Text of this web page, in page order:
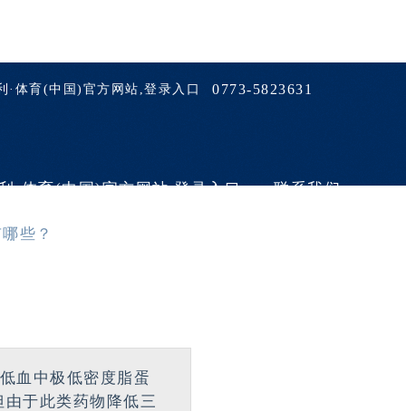
·体育(中国)官方网站,登录入口
0773-5823631
·体育(中国)官方网站,登录入口 联系我们
些？
血中极低密度脂蛋
于此类药物降低三